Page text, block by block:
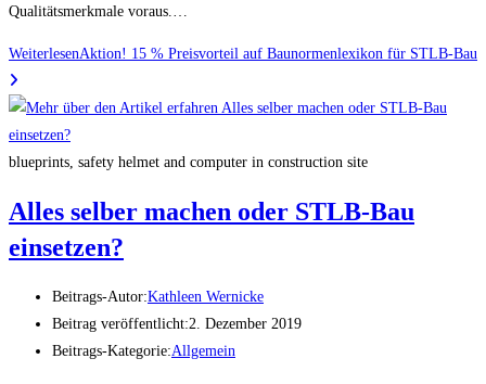
Qualitätsmerkmale voraus.…
WeiterlesenAktion! 15 % Preisvorteil auf Baunormenlexikon für STLB-Bau
blueprints, safety helmet and computer in construction site
Alles selber machen oder STLB-Bau
einsetzen?
Beitrags-Autor:Kathleen Wernicke
Beitrag veröffentlicht:2. Dezember 2019
Beitrags-Kategorie:Allgemein